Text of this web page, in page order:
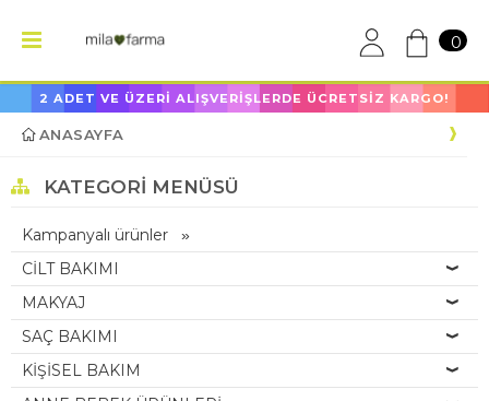
0
2 ADET VE ÜZERİ ALIŞVERİŞLERDE ÜCRETSİZ KARGO!
ANASAYFA
KATEGORI MENÜSÜ
Kampanyalı ürünler
CİLT BAKIMI
MAKYAJ
SAÇ BAKIMI
KİŞİSEL BAKIM